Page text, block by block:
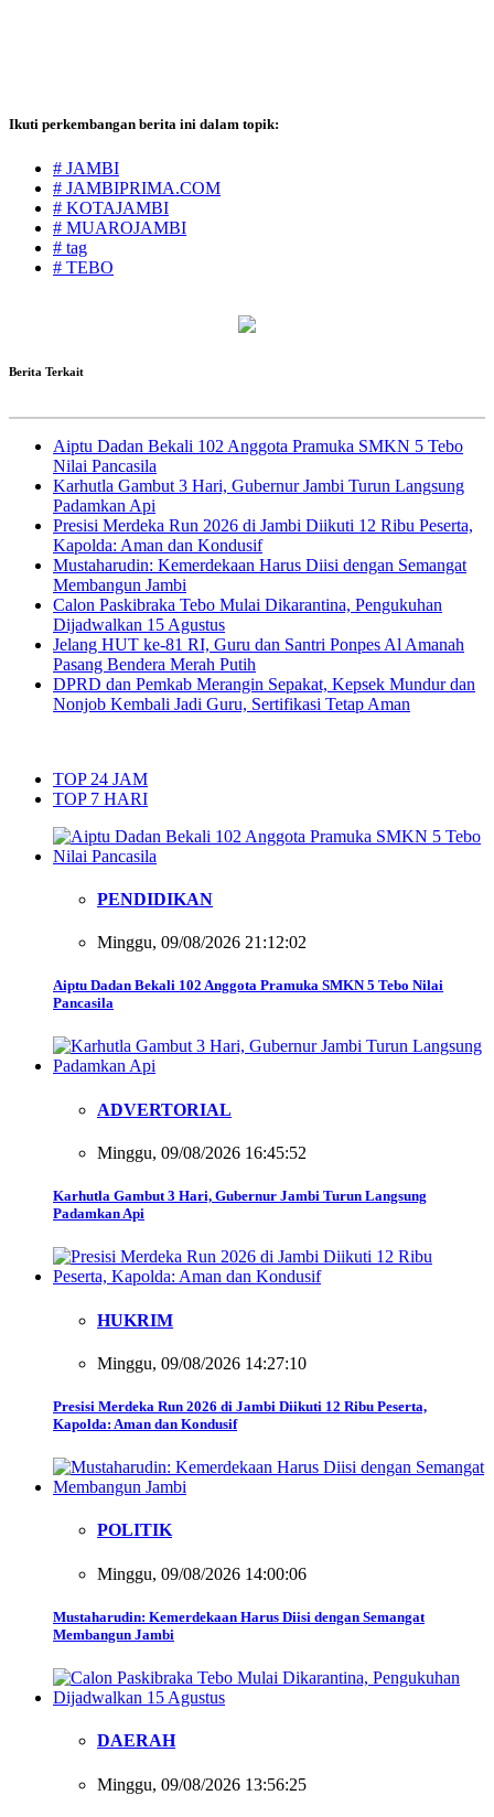
Ikuti perkembangan berita ini dalam topik:
# JAMBI
# JAMBIPRIMA.COM
# KOTAJAMBI
# MUAROJAMBI
# tag
# TEBO
Berita Terkait
Aiptu Dadan Bekali 102 Anggota Pramuka SMKN 5 Tebo
Nilai Pancasila
Karhutla Gambut 3 Hari, Gubernur Jambi Turun Langsung
Padamkan Api
Presisi Merdeka Run 2026 di Jambi Diikuti 12 Ribu Peserta,
Kapolda: Aman dan Kondusif
Mustaharudin: Kemerdekaan Harus Diisi dengan Semangat
Membangun Jambi
Calon Paskibraka Tebo Mulai Dikarantina, Pengukuhan
Dijadwalkan 15 Agustus
Jelang HUT ke-81 RI, Guru dan Santri Ponpes Al Amanah
Pasang Bendera Merah Putih
DPRD dan Pemkab Merangin Sepakat, Kepsek Mundur dan
Nonjob Kembali Jadi Guru, Sertifikasi Tetap Aman
TOP 24 JAM
TOP 7 HARI
PENDIDIKAN
Minggu, 09/08/2026 21:12:02
Aiptu Dadan Bekali 102 Anggota Pramuka SMKN 5 Tebo Nilai
Pancasila
ADVERTORIAL
Minggu, 09/08/2026 16:45:52
Karhutla Gambut 3 Hari, Gubernur Jambi Turun Langsung
Padamkan Api
HUKRIM
Minggu, 09/08/2026 14:27:10
Presisi Merdeka Run 2026 di Jambi Diikuti 12 Ribu Peserta,
Kapolda: Aman dan Kondusif
POLITIK
Minggu, 09/08/2026 14:00:06
Mustaharudin: Kemerdekaan Harus Diisi dengan Semangat
Membangun Jambi
DAERAH
Minggu, 09/08/2026 13:56:25